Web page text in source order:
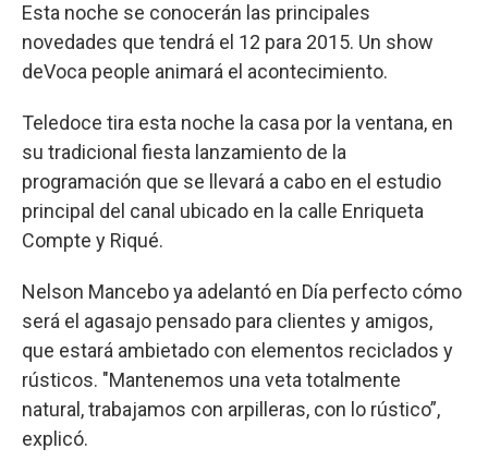
Esta noche se conocerán las principales
novedades que tendrá el 12 para 2015. Un show
deVoca people animará el acontecimiento.
Teledoce tira esta noche la casa por la ventana, en
su tradicional fiesta lanzamiento de la
programación que se llevará a cabo en el estudio
principal del canal ubicado en la calle Enriqueta
Compte y Riqué.
Nelson Mancebo ya adelantó en Día perfecto cómo
será el agasajo pensado para clientes y amigos,
que estará ambietado con elementos reciclados y
rústicos. "Mantenemos una veta totalmente
natural, trabajamos con arpilleras, con lo rústico”,
explicó.